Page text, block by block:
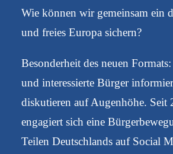
Wie können wir gemeinsam ein
und freies Europa sichern?
Besonderheit des neuen
und interessierte Bürger
diskutieren auf Augenhöhe. Seit
engagiert sich eine
Teilen Deutschlands auf Social